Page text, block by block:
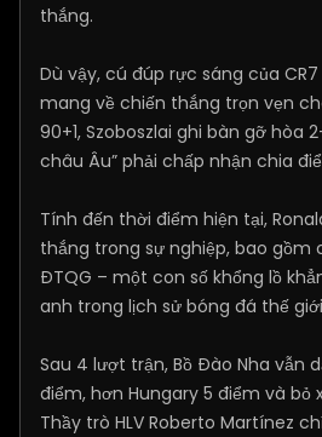
thắng.
Dù vậy, cú đúp rực sáng của
mang về chiến thắng trọn vẹn
90+1, Szoboszlai ghi bàn gỡ hòa
châu Âu” phải chấp nhận chia
Tính đến thời điểm hiện tại,
thắng trong sự nghiệp, bao gồm
ĐTQG – một con số khổng lồ
anh trong lịch sử bóng đá thế
Sau 4 lượt trận, Bồ Đào Nha vẫn
điểm, hơn Hungary 5 điểm và bỏ
Thầy trò HLV Roberto Martínez